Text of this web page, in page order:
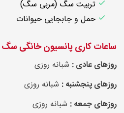
تربیت سگ (مربی سگ)
حمل و جابجایی حیوانات
ساعات کاری پانسیون خانگی
روزهای عادی : شبانه روزی
روزهای پنجشنبه : شبانه روزی
روزهای جمعه : شبانه روزی